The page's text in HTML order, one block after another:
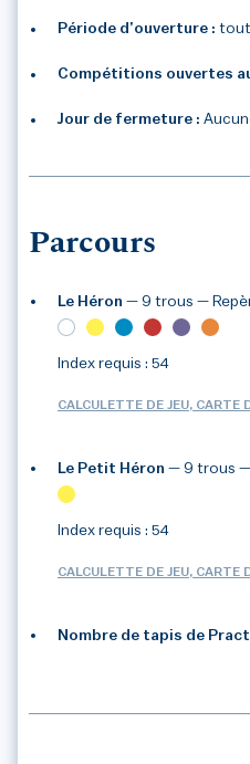
Période d’ouverture :
Compétitions ouvertes
Jour de fermeture :
Parcours
Le Héron — 9 trous —
Index requis : 54
CALCULETTE DE JEU, CARTE
Le Petit Héron — 9 trous —
Index requis : 54
CALCULETTE DE JEU, CARTE
Nombre de tapis de